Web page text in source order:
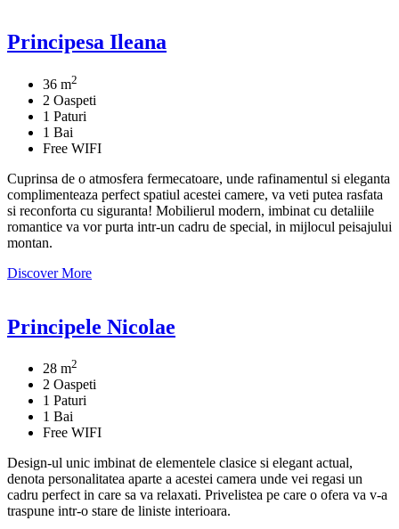
Principesa Ileana
36 m2
2 Oaspeti
1 Paturi
1 Bai
Free WIFI
Cuprinsa de o atmosfera fermecatoare, unde rafinamentul si eleganta
complimenteaza perfect spatiul acestei camere, va veti putea rasfata
si reconforta cu siguranta! Mobilierul modern, imbinat cu detaliile
romantice va vor purta intr-un cadru de special, in mijlocul peisajului
montan.
Discover More
Principele Nicolae
28 m2
2 Oaspeti
1 Paturi
1 Bai
Free WIFI
Design-ul unic imbinat de elementele clasice si elegant actual,
denota personalitatea aparte a acestei camera unde vei regasi un
cadru perfect in care sa va relaxati. Privelistea pe care o ofera va v-a
traspune intr-o stare de liniste interioara.